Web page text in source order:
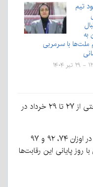
تیم
به
ملت‌ها با سرمربی
همچنین رقابت‌های کشتی آزاد جام تختی از ۲۷ تا ۲۹ خرداد در
مسابقات انتخابی تیم ملی کشتی آزاد در اوزان ۷۴، ۹۲ و ۹۷
و هم‌زمان با روز پایانی این رقابت‌ها